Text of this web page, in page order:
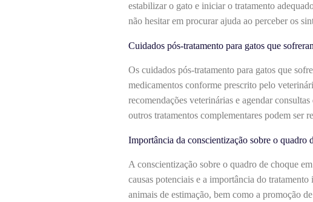
estabilizar o gato e iniciar o tratamento
não hesitar em procurar ajuda ao perceber os
Cuidados pós-tratamento para gatos que
Os cuidados pós-tratamento para gatos que
medicamentos conforme prescrito pelo
recomendações veterinárias e agendar
outros tratamentos complementares podem ser
Importância da conscientização sobre o quadro
A conscientização sobre o quadro de choque
causas potenciais e a importância do
animais de estimação, bem como a promoção